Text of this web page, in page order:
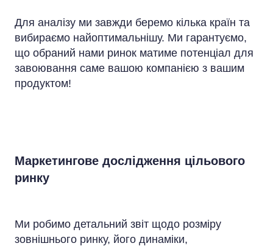
Для аналізу ми завжди беремо кілька країн та
вибираємо найоптимальнішу. Ми гарантуємо,
що обраний нами ринок матиме потенціал для
завоювання саме вашою компанією з вашим
продуктом!
Маркетингове дослідження цільового
ринку
Ми робимо детальний звіт щодо розміру
зовнішнього ринку, його динаміки,